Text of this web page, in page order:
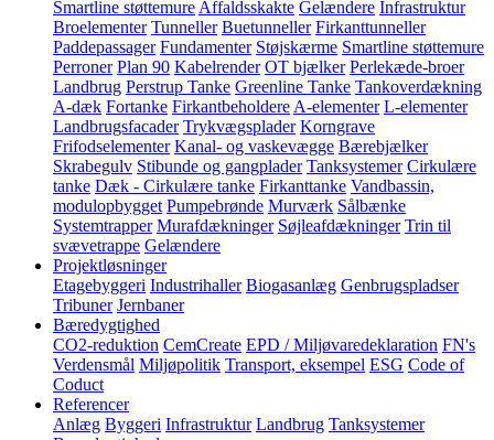
Smartline støttemure Affaldsskakte Gelændere Infrastruktur
Broelementer Tunneller Buetunneller Firkanttunneller
Paddepassager Fundamenter Støjskærme Smartline støttemure
Perroner Plan 90 Kabelrender OT bjælker Perlekæde-broer
Landbrug Perstrup Tanke Greenline Tanke Tankoverdækning
A-dæk Fortanke Firkantbeholdere A-elementer L-elementer
Landbrugsfacader Trykvægsplader Korngrave
Frifodselementer Kanal- og vaskevægge Bærebjælker
Skrabegulv Stibunde og gangplader Tanksystemer Cirkulære
tanke Dæk - Cirkulære tanke Firkanttanke Vandbassin,
modulopbygget Pumpebrønde Murværk Sålbænke
Systemtrapper Murafdækninger Søjleafdækninger Trin til
svævetrappe Gelændere
Projektløsninger
Etagebyggeri Industrihaller Biogasanlæg Genbrugspladser
Tribuner Jernbaner
Bæredygtighed
CO2-reduktion CemCreate EPD / Miljøvaredeklaration FN's
Verdensmål Miljøpolitik Transport, eksempel ESG Code of
Coduct
Referencer
Anlæg Byggeri Infrastruktur Landbrug Tanksystemer